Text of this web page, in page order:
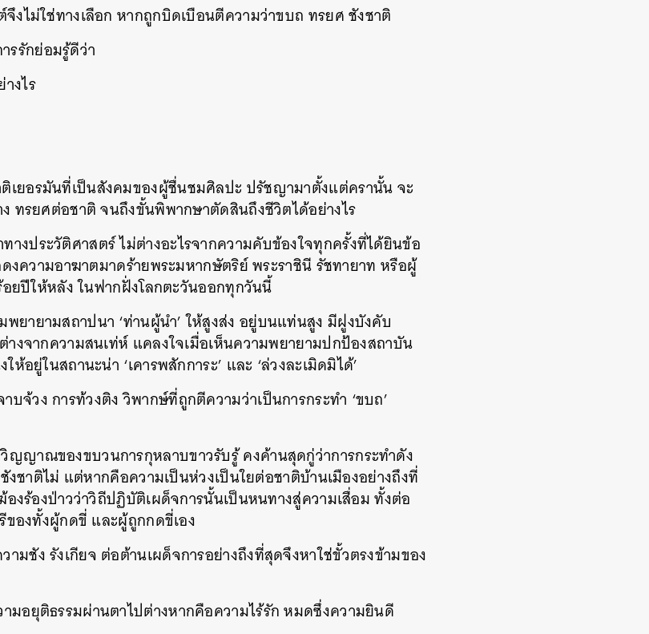
จึงไม่ใช่ทางเลือก หากถูกบิดเบือนตีความว่าขบถ ทรยศ ชังชาติ
รรักย่อมรู้ดีว่า
งไร
เยอรมันที่เป็นสังคมของผู้ชื่นชมศิลปะ ปรัชญามาตั้งแต่ครานั้น จะ
ทรยศต่อชาติ จนถึงขั้นพิพากษาตัดสินถึงชีวิตได้อย่างไร
างประวัติศาสตร์ ไม่ต่างอะไรจากความคับข้องใจทุกครั้งที่ได้ยินข้อ
ความอาฆาตมาดร้ายพระมหากษัตริย์ พระราชินี รัชทายาท หรือผู้
อยปีให้หลัง ในฟากฝั่งโลกตะวันออกทุกวันนี้
พยายามสถาปนา ‘ท่านผู้นำ’ ให้สูงส่ง อยู่บนแท่นสูง มีฝูงบังคับ
งจากความสนเท่ห์ แคลงใจเมื่อเห็นความพยายามปกป้องสถาบัน
ยู่ในสถานะน่า ‘เคารพสักการะ’ และ ‘ล่วงละเมิดมิได้’
บจ้วง การท้วงติง วิพากษ์ที่ถูกตีความว่าเป็นการกระทำ ‘ขบถ’
ญญาณของขบวนการกุหลาบขาวรับรู้ คงค้านสุดกู่ว่าการกระทำดัง
งชาติไม่ แต่หากคือความเป็นห่วงเป็นใยต่อชาติบ้านเมืองอย่างถึงที่
งร้องป่าวว่าวิถีปฏิบัติเผด็จการนั้นเป็นหนทางสู่ความเสื่อม ทั้งต่อ
ของทั้งผู้กดขี่ และผู้ถูกกดขี่เอง
มชัง รังเกียจ ต่อต้านเผด็จการอย่างถึงที่สุดจึงหาใช่ขั้วตรงข้ามของ
มอยุติธรรมผ่านตาไปต่างหากคือความไร้รัก หมดซึ่งความยินดี
SHARE TWEET LINE EMAIL